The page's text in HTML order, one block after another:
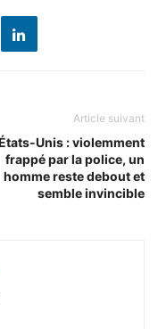
Article suivant
Unis : violemment
frappé par la police, un
homme reste debout et
semble invincible